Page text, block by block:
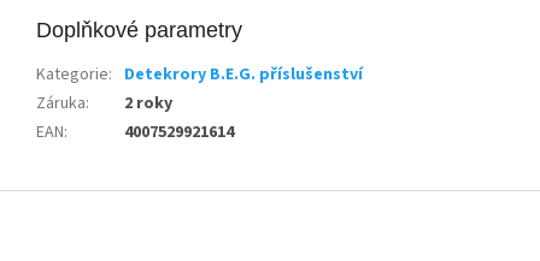
Doplňkové parametry
Kategorie: Detekrory B.E.G. příslušenství
Záruka:
2 roky
EAN: 4007529921614